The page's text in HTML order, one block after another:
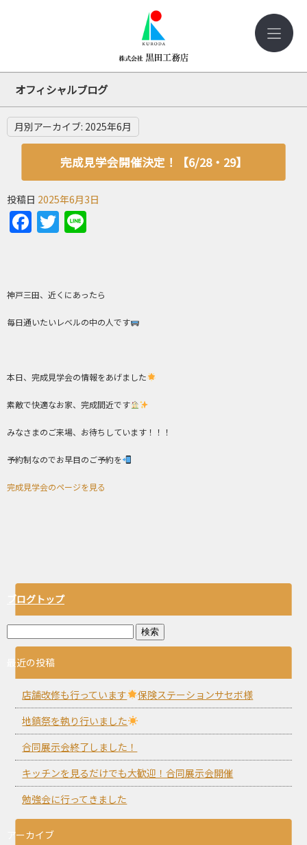
オフィシャルブログ
月別アーカイブ: 2025年6月
完成見学会開催決定！【6/28・29】
投稿日 2025年6月3日
Facebook
Twitter
神戸三田、近くにあったら
毎日通いたいレベルの中の人です
本日、完成見学会の情報をあげました
素敵で快適なお家、完成間近です
みなさまのご来場、お待ちしています！！！
予約制なのでお早目のご予約を
完成見学会のページを見る
ブログトップ
最近の投稿
店舗改修も行っています
保険ステーションサセボ様
地鎮祭を執り行いました
合同展示会終了しました！
キッチンを見るだけでも大歓迎！合同展示会開催
勉強会に行ってきました
アーカイブ